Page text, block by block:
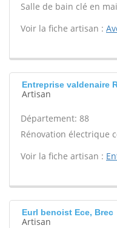
Salle de bain clé en
Voir la fiche artisan :
Entreprise valdenaire
Artisan
Département: 88
Rénovation électrique
Voir la fiche artisan :
Eurl benoist Ece, Brec
Artisan